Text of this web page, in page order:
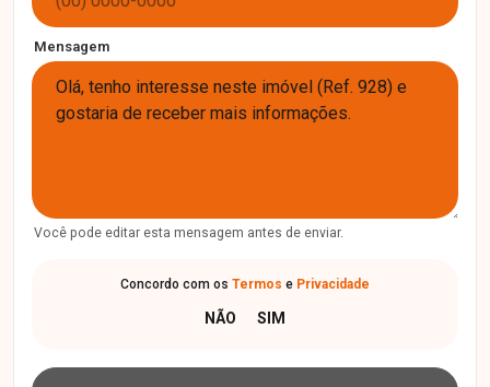
Mensagem
Você pode editar esta mensagem antes de enviar.
Concordo com os Termos e Privacidade